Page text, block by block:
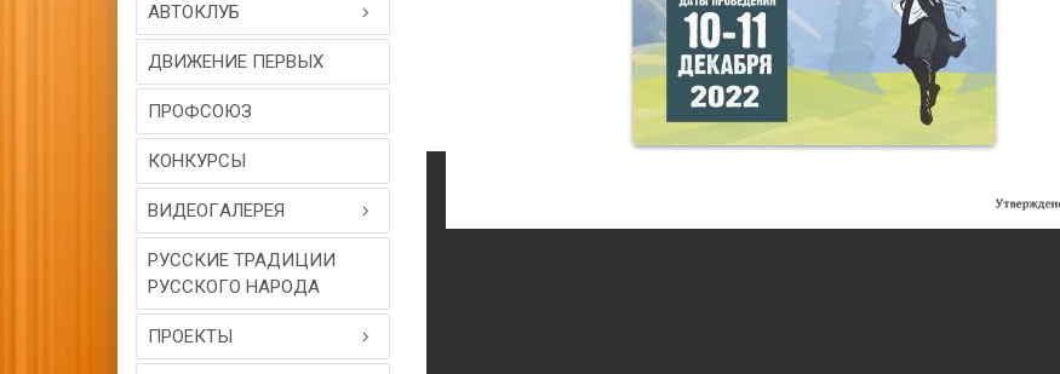
АВТОКЛУБ
ДВИЖЕНИЕ ПЕРВЫХ
ПРОФСОЮЗ
КОНКУРСЫ
ВИДЕОГAЛЕРЕЯ
РУССКИЕ ТРАДИЦИИ
РУССКОГО НАРОДА
ПРОЕКТЫ